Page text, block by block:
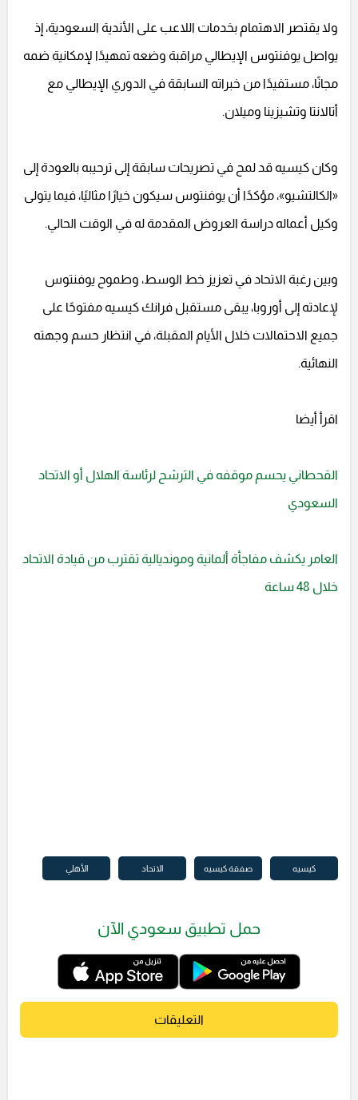
ولا يقتصر الاهتمام بخدمات اللاعب على الأندية السعودية، إذ
يواصل يوفنتوس الإيطالي مراقبة وضعه تمهيدًا لإمكانية ضمه
مجانًا، مستفيدًا من خبراته السابقة في الدوري الإيطالي مع
أتالانتا وتشيزينا وميلان.
وكان كيسيه قد لمح في تصريحات سابقة إلى ترحيبه بالعودة إلى
«الكالتشيو»، مؤكدًا أن يوفنتوس سيكون خيارًا مثاليًا، فيما يتولى
وكيل أعماله دراسة العروض المقدمة له في الوقت الحالي.
وبين رغبة الاتحاد في تعزيز خط الوسط، وطموح يوفنتوس
لإعادته إلى أوروبا، يبقى مستقبل فرانك كيسيه مفتوحًا على
جميع الاحتمالات خلال الأيام المقبلة، في انتظار حسم وجهته
النهائية.
اقرأ أيضا
القحطاني يحسم موقفه في الترشح لرئاسة الهلال أو الاتحاد
السعودي
العامر يكشف مفاجأة ألمانية ومونديالية تقترب من قيادة الاتحاد
خلال 48 ساعة
كيسيه صفقة كيسيه الاتحاد الأهلي
حمل تطبيق سعودي الآن
التعليقات